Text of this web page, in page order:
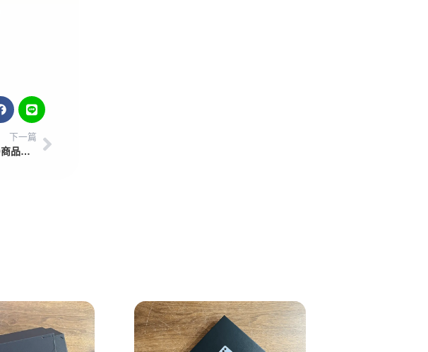
下一篇
「GoPro 10」使用免卡分期輕鬆買到，GoPro 10商品開箱介紹